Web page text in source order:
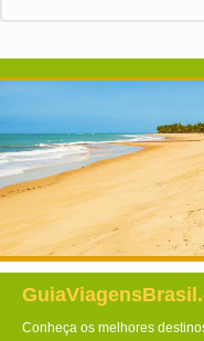
Conheça os melhores